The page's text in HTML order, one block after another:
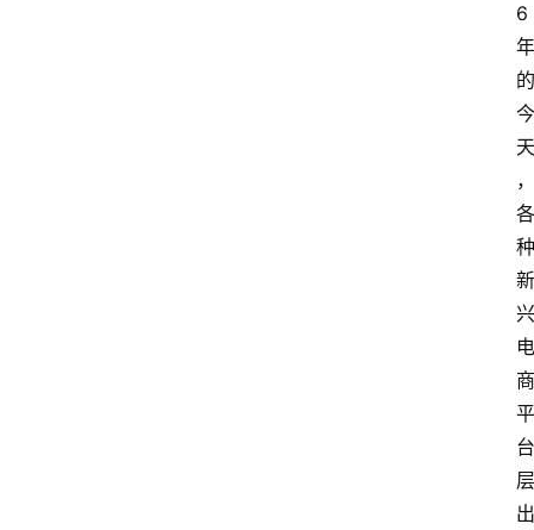
6
年
的
今
天
，
各
种
新
兴
电
商
平
台
层
出